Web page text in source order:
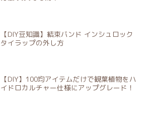
【DIY豆知識】結束バンド インシュロック
タイラップの外し方
【DIY】100均アイテムだけで観葉植物をハ
イドロカルチャー仕様にアップグレード！